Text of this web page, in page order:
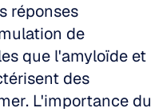
réponses
de
que l'amyloïde et
des
L'importance du